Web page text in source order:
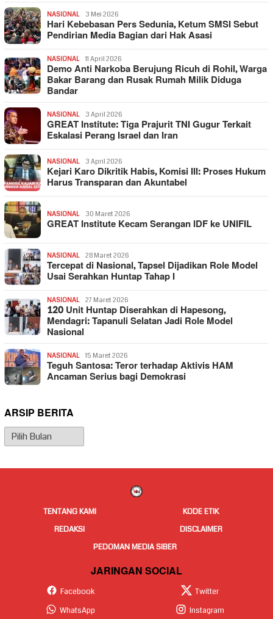
NASIONAL 3 Mei 2026
Hari Kebebasan Pers Sedunia, Ketum SMSI Sebut
Pendirian Media Bagian dari Hak Asasi
NASIONAL 11 April 2026
Demo Anti Narkoba Berujung Ricuh di Rohil, Warga
Bakar Barang dan Rusak Rumah Milik Diduga
Bandar
NASIONAL 3 April 2026
GREAT Institute: Tiga Prajurit TNI Gugur Terkait
Eskalasi Perang Israel dan Iran
NASIONAL 3 April 2026
Kejari Karo Dikritik Habis, Komisi III: Proses Hukum
Harus Transparan dan Akuntabel
NASIONAL 30 Maret 2026
GREAT Institute Kecam Serangan IDF ke UNIFIL
NASIONAL 28 Maret 2026
Tercepat di Nasional, Tapsel Dijadikan Role Model
Usai Serahkan Huntap Tahap I
NASIONAL 27 Maret 2026
120 Unit Huntap Diserahkan di Hapesong,
Mendagri: Tapanuli Selatan Jadi Role Model
Nasional
NASIONAL 15 Maret 2026
Teguh Santosa: Teror terhadap Aktivis HAM
Ancaman Serius bagi Demokrasi
ARSIP BERITA
Arsip
Berita
TENTANG KAMI
KODE ETIK
REDAKSI
DISCLAIMER
PEDOMAN MEDIA SIBER
JARINGAN SOCIAL
Facebook
Twitter
WhatsApp
Instagram